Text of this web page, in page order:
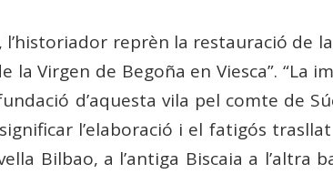
l’historiador reprèn la restauració de
la Virgen de Begoña en Viesca”.
d’aquesta vila pel comte de
l’elaboració i el fatigós
Bilbao, a l’antiga Biscaia a